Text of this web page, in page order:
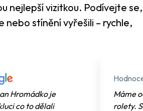
nejlepší vizitkou. Podívejte se,
nebo stínění vyřešili – rychle,
Hromádko je
co to dělali
Máme
rolety.